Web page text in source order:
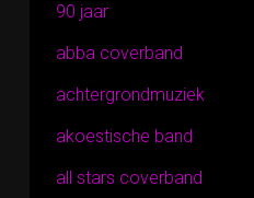
90 jaar
abba coverband
achtergrondmuziek
akoestische band
all stars coverband